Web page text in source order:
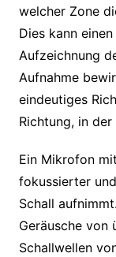
welcher Zone
Dies kann
Aufzeichnung
Aufnahme
eindeutiges
Richtung, in
Ein Mikrofon
fokussierter
Schall
Geräusche von
Schallwellen